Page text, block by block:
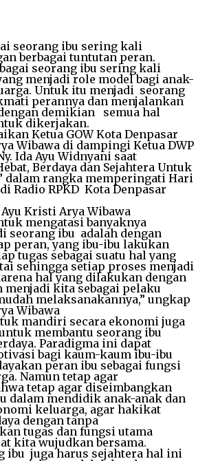
seorang ibu sering kali
berbagai tuntutan peran.
seorang ibu sering kali
menjadi role model bagi anak-
Untuk itu menjadi seorang
perannya dan menjalankan
demikian semua hal
dikerjakan.
Ketua GOW Kota Denpasar
Wibawa di dampingi Ketua DWP
Ida Ayu Widnyani saat
Berdaya dan Sejahtera Untuk
dalam rangka memperingati Hari
Radio RPKD Kota Denpasar
Kristi Arya Wibawa
mengatasi banyaknya
seorang ibu adalah dengan
peran, yang ibu-ibu lakukan
tugas sebagai suatu hal yang
sehingga setiap proses menjadi
hal yang dilakukan dengan
menjadi kita sebagai pelaku
melaksanakannya,” ungkap
Wibawa
mandiri secara ekonomi juga
membantu seorang ibu
Paradigma ini dapat
bagi kaum-kaum ibu-ibu
peran ibu sebagai fungsi
Namun tetap agar
tetap agar diseimbangkan
dalam mendidik anak-anak dan
keluarga, agar hakikat
dengan tanpa
tugas dan fungsi utama
kita wujudkan bersama.
ibu juga harus sejahtera hal ini